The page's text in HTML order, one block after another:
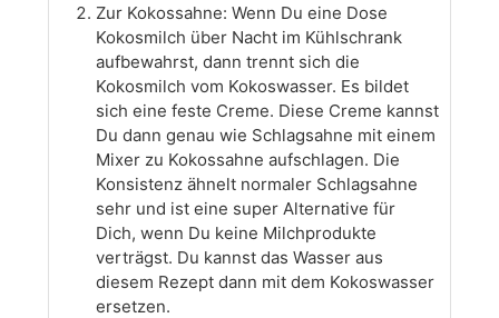
Zur Kokossahne: Wenn Du eine Dose
Kokosmilch über Nacht im Kühlschrank
aufbewahrst, dann trennt sich die
Kokosmilch vom Kokoswasser. Es bildet
sich eine feste Creme. Diese Creme kannst
Du dann genau wie Schlagsahne mit einem
Mixer zu Kokossahne aufschlagen. Die
Konsistenz ähnelt normaler Schlagsahne
sehr und ist eine super Alternative für
Dich, wenn Du keine Milchprodukte
verträgst. Du kannst das Wasser aus
diesem Rezept dann mit dem Kokoswasser
ersetzen.